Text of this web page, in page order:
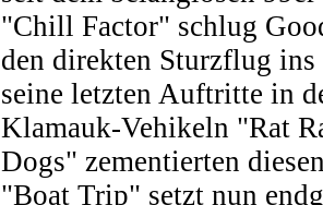
"Chill Factor" schlug
den direkten Sturzflug
seine letzten Auftritte in
Klamauk-Vehikeln "Rat
Dogs" zementierten
"Boat Trip" setzt nun